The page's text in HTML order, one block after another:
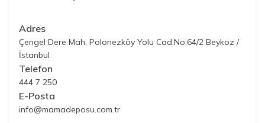
Adres
Çengel Dere Mah. Polonezköy Yolu Cad.No:64/2 Beykoz /
İstanbul
Telefon
444 7 250
E-Posta
info@mamadeposu.com.tr